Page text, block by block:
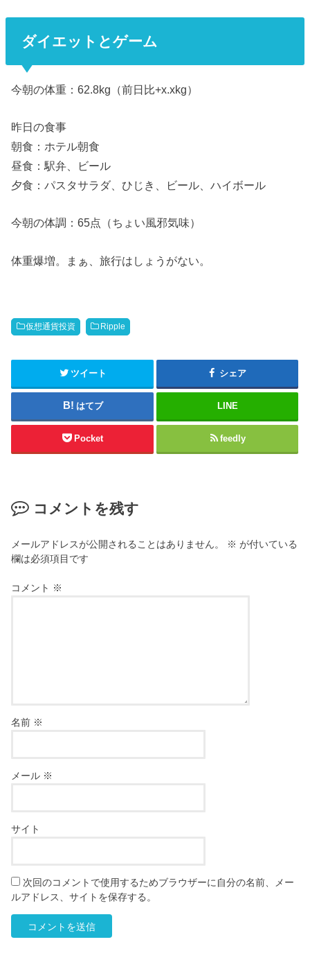
ダイエットとゲーム
今朝の体重：62.8kg（前日比+x.xkg）
昨日の食事
朝食：ホテル朝食
昼食：駅弁、ビール
夕食：パスタサラダ、ひじき、ビール、ハイボール
今朝の体調：65点（ちょい風邪気味）
体重爆増。まぁ、旅行はしょうがない。
仮想通貨投資 Ripple
ツイート シェア
はてブ LINE
Pocket feedly
コメントを残す
メールアドレスが公開されることはありません。 ※ が付いている
欄は必須項目です
コメント ※
名前 ※
メール ※
サイト
次回のコメントで使用するためブラウザーに自分の名前、メー
ルアドレス、サイトを保存する。